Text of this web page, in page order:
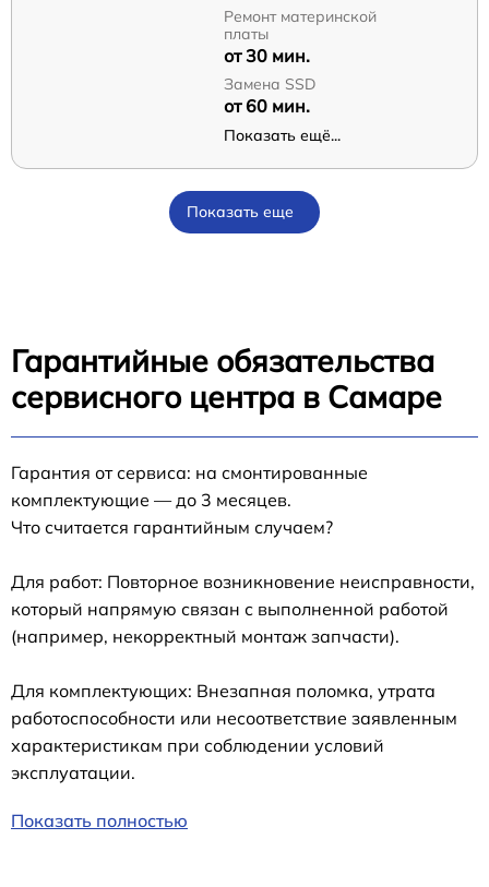
Ремонт материнской
платы
от 30 мин.
Замена SSD
от 60 мин.
Показать ещё...
Показать еще
Гарантийные обязательства
сервисного центра в Самаре
Гарантия от сервиса: на смонтированные
комплектующие — до 3 месяцев.
Что считается гарантийным случаем?
Для работ: Повторное возникновение неисправности,
который напрямую связан с выполненной работой
(например, некорректный монтаж запчасти).
Для комплектующих: Внезапная поломка, утрата
работоспособности или несоответствие заявленным
характеристикам при соблюдении условий
эксплуатации.
Показать полностью